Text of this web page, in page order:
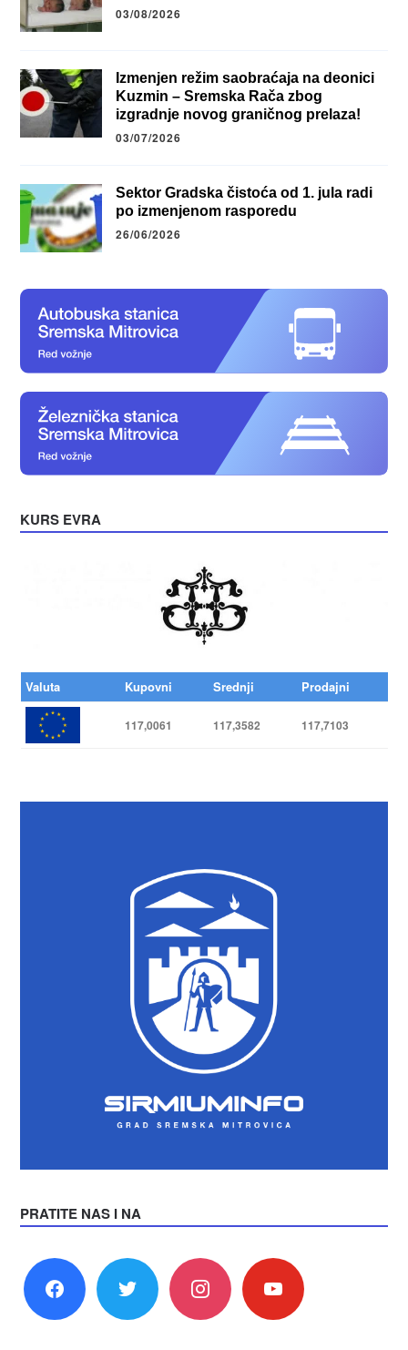
03/08/2026
Izmenjen režim saobraćaja na deonici
Kuzmin – Sremska Rača zbog
izgradnje novog graničnog prelaza!
03/07/2026
Sektor Gradska čistoća od 1. jula radi
po izmenjenom rasporedu
26/06/2026
KURS EVRA
Valuta Kupovni Srednji Prodajni
117,0061 117,3582 117,7103
PRATITE NAS I NA
facebook twitter instagram youtube